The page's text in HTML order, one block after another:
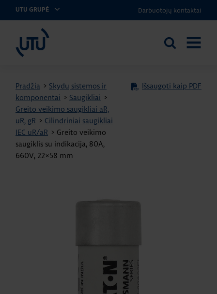
UTU GRUPĖ Darbuotojų kontaktai
UTU Lithuania
Ieškoti
Pradžia > Skydų sistemos ir
komponentai > Saugikliai >
Greito veikimo saugikliai aR,
uR, gR > Cilindriniai saugikliai
IEC uR/aR > Greito veikimo
saugiklis su indikacija, 80A,
660V, 22×58 mm
Išsaugoti kaip PDF